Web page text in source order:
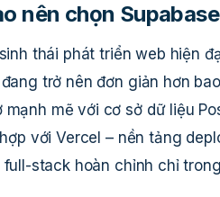
nên chọn
thái phát triển web hiện
trở nên đơn giản hơn
mạnh mẽ với cơ sở dữ liệu
với Vercel – nền tảng
stack hoàn chỉnh chỉ